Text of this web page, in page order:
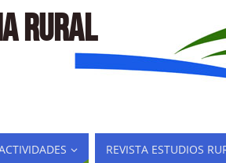
RURAL
REVISTA ESTUDIOS